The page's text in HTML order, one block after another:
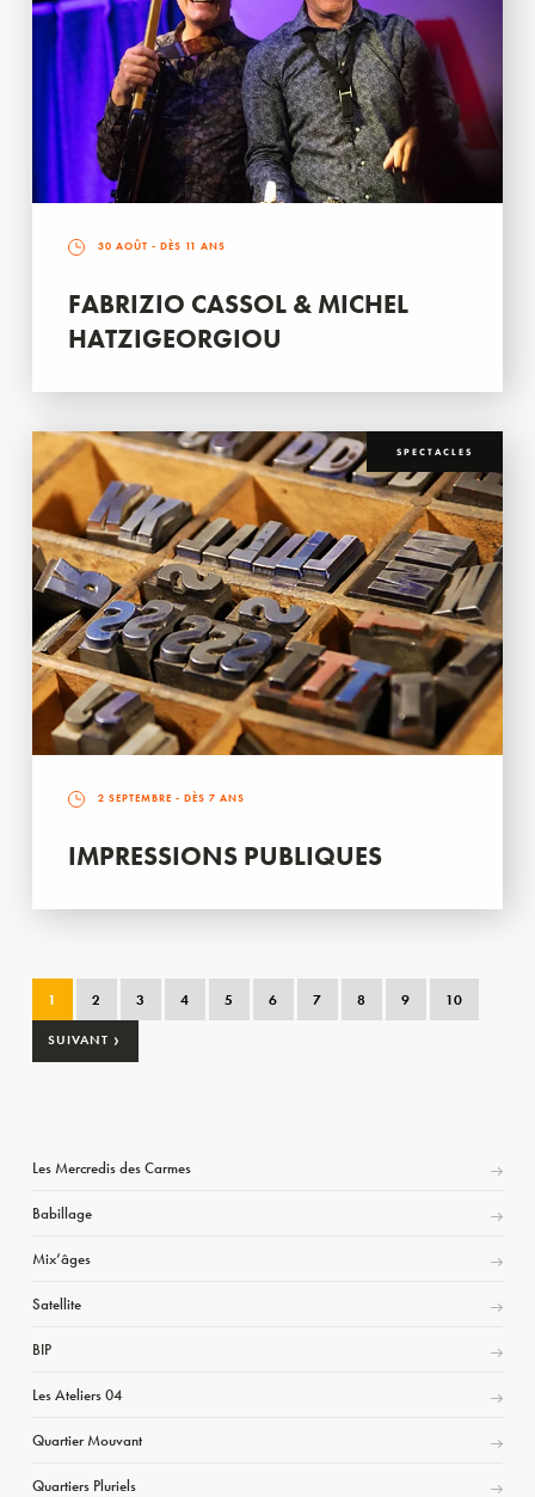
30 AOÛT - DÈS 11 ANS
FABRIZIO CASSOL & MICHEL
HATZIGEORGIOU
SPECTACLES
2 SEPTEMBRE - DÈS 7 ANS
IMPRESSIONS PUBLIQUES
1 2 3 4 5 6 7 8 9 10
SUIVANT ›
Les Mercredis des Carmes
Babillage
Mix’âges
Satellite
BIP
Les Ateliers 04
Quartier Mouvant
Quartiers Pluriels